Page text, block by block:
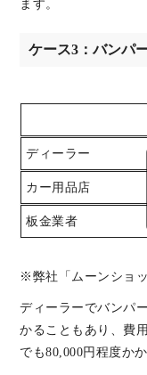
ます。
ケース3：バンパ
ディーラー
カー用品店
板金業者
※弊社「ムーンショ
ディーラーでバンパ
かることもあり、費
でも80,000円程度か